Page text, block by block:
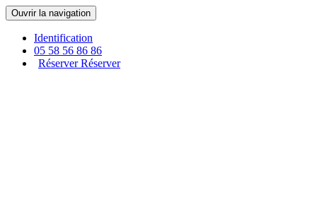
Ouvrir la navigation
Identification
05 58 56 86 86
Réserver Réserver
Panneau de gestion des cookies